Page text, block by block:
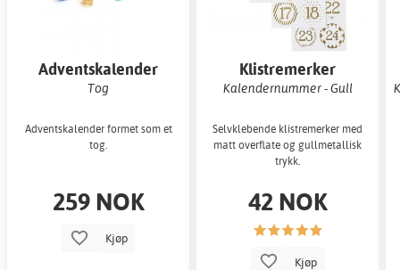
Adventskalender
Tog
Adventskalender formet som et
tog.
259 NOK
Kjøp
Klistremerker
Kalendernummer - Gull
Selvklebende klistremerker med
matt overflate og gullmetallisk
trykk.
42 NOK
Kjøp